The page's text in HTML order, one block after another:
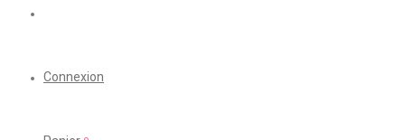
Connexion